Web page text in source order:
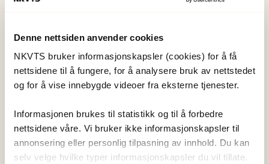
Denne nettsiden anvender cookies
NKVTS bruker informasjonskapsler (cookies) for å få
nettsidene til å fungere, for å analysere bruk av nettstedet
og for å vise innebygde videoer fra eksterne tjenester.
Informasjonen brukes til statistikk og til å forbedre
nettsidene våre. Vi bruker ikke informasjonskapsler til
annonsering eller personlig tilpasning av innhold. Du kan
selv velge hvilke typer informasjonskapsler du vil tillate.
Sist redigert:
6. august 2026
NKVTS utvikler og sprer kunnskap og kompetanse
om vold og traumatisk stress. Formålet er å bidra
til å forebygge og redusere de helsemessige og